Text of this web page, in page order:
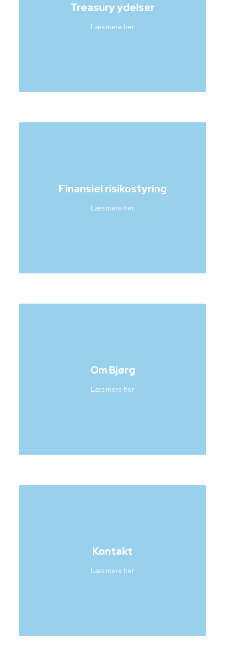
Treasury ydelser
Læs mere her
Finansiel risikostyring
Læs mere her
Om Bjørg
Læs mere her
Kontakt
Læs mere her